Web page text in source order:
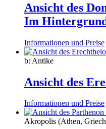
Ansicht des
Im
Informationen und Preise
b: Antike
Ansicht des
Informationen und Preise
Akropolis (Athen,